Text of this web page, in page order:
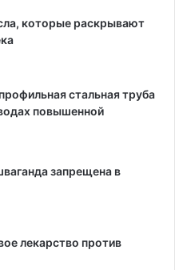
которые раскрывают
стальная труба
повышенной
запрещена в
лекарство против